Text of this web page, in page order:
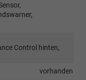
Control hinten,
vorhanden